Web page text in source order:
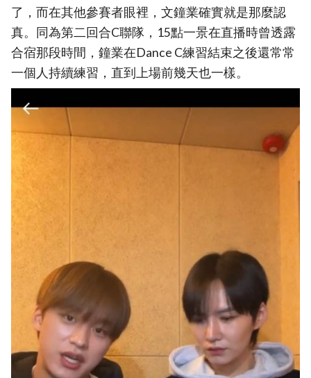
了，而在其他參賽者眼裡，文鐘業確實就是那麼認
真。同為第二回合C聯隊，15點一景在直播時曾透露
合宿那段時間，鐘業在Dance C練習結束之後還常常
一個人持續練習，直到上場前幾天也一樣。